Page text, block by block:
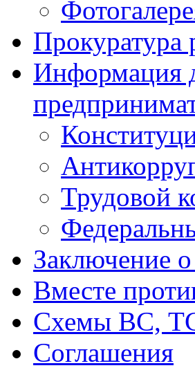
Прокуратура
Информация
Трудовой
Заключение
Вместе
Схемы ВС,
Соглашения